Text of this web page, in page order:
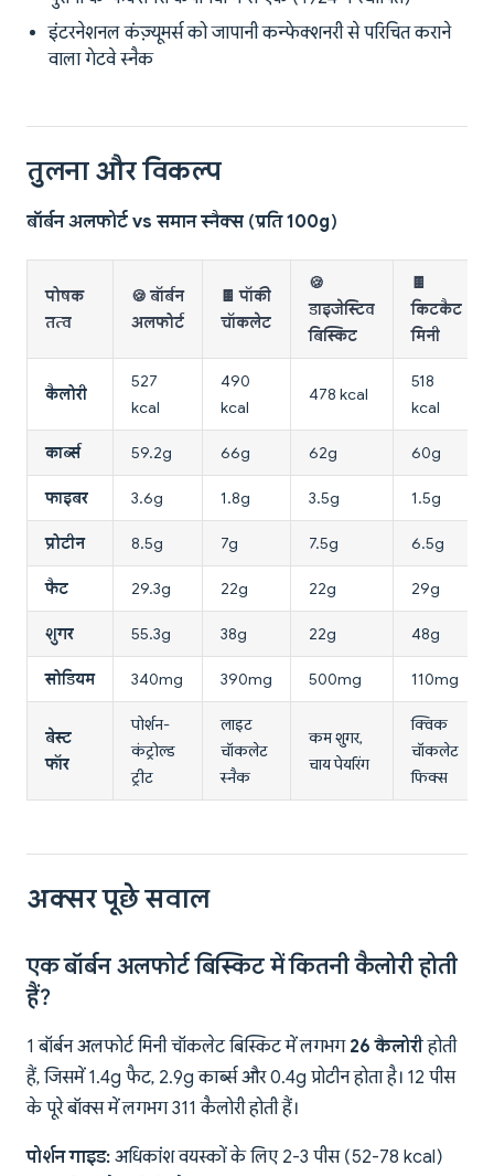
इंटरनेशनल कंज़्यूमर्स को जापानी कन्फेक्शनरी से परिचित कराने
वाला गेटवे स्नैक
तुलना और विकल्प
बॉर्बन अलफोर्ट vs समान स्नैक्स (प्रति 100g)
पोषक
तत्व
🍪 बॉर्बन
अलफोर्ट
🍫 पॉकी
चॉकलेट
🍪
डाइजेस्टिव
बिस्किट
🍫
किटकैट
मिनी
कैलोरी
527
kcal
490
kcal
478 kcal
518
kcal
कार्ब्स 59.2g 66g 62g 60g
फाइबर 3.6g 1.8g 3.5g 1.5g
प्रोटीन 8.5g 7g 7.5g 6.5g
फैट 29.3g 22g 22g 29g
शुगर 55.3g 38g 22g 48g
सोडियम 340mg 390mg 500mg 110mg
बेस्ट
फॉर
पोर्शन-
कंट्रोल्ड
ट्रीट
लाइट
चॉकलेट
स्नैक
कम शुगर,
चाय पेयरिंग
क्विक
चॉकलेट
फिक्स
अक्सर पूछे सवाल
एक बॉर्बन अलफोर्ट बिस्किट में कितनी कैलोरी होती
हैं?
1 बॉर्बन अलफोर्ट मिनी चॉकलेट बिस्किट में लगभग 26 कैलोरीहोती
हैं, जिसमें 1.4g फैट, 2.9g कार्ब्स और 0.4g प्रोटीन होता है। 12 पीस
के पूरे बॉक्स में लगभग 311 कैलोरी होती हैं।
पोर्शन गाइड: अधिकांश वयस्कों के लिए 2-3 पीस (52-78 kcal)